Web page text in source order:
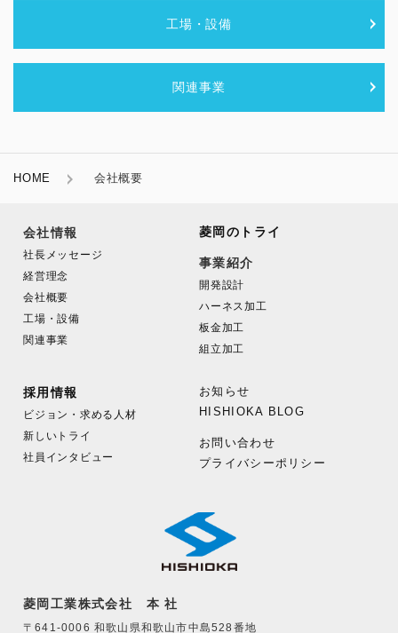
工場・設備
関連事業
HOME 会社概要
会社情報
社長メッセージ
経営理念
会社概要
工場・設備
関連事業
菱岡のトライ
事業紹介
開発設計
ハーネス加工
板金加工
組立加工
採用情報
ビジョン・求める人材
新しいトライ
社員インタビュー
お知らせ
HISHIOKA BLOG
お問い合わせ
プライバシーポリシー
菱岡工業株式会社 本 社
〒641-0006 和歌山県和歌山市中島528番地